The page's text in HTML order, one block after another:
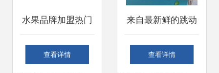
水果品牌加盟热门
品牌解析 把握新鲜
查看详情
来自最新鲜的跳动
——2019新零售生
查看详情